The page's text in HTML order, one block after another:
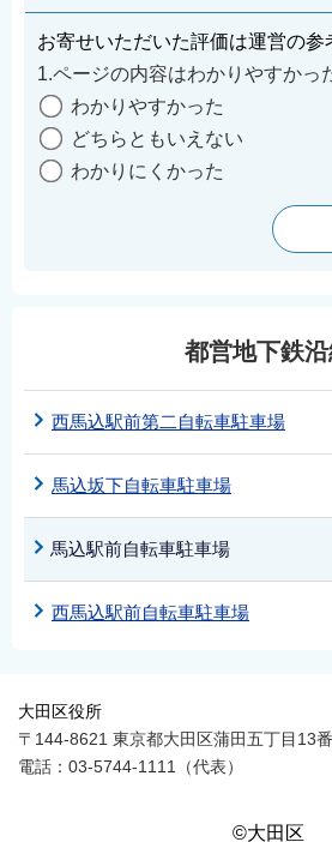
お寄せいただいた評価は運営の参
1.ページの内容はわかりやすかっ
わかりやすかった
どちらともいえない
わかりにくかった
都営地下鉄
西馬込駅前第二自転車駐車場
馬込坂下自転車駐車場
馬込駅前自転車駐車場
西馬込駅前自転車駐車場
大田区役所
〒144-8621 東京都大田区蒲田五丁目13
電話：03-5744-1111（代表）
©大田区